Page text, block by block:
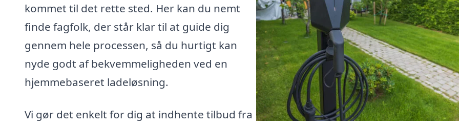
kommet til det rette sted. Her kan du nemt
finde fagfolk, der står klar til at guide dig
gennem hele processen, så du hurtigt kan
nyde godt af bekvemmeligheden ved en
hjemmebaseret ladeløsning.
Vi gør det enkelt for dig at indhente tilbud fra